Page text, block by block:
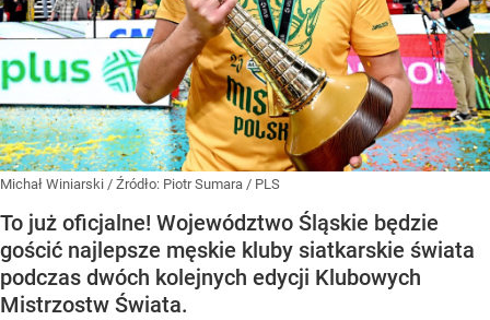
Michał Winiarski / Źródło: Piotr Sumara / PLS
To już oficjalne! Województwo Śląskie będzie
gościć najlepsze męskie kluby siatkarskie świata
podczas dwóch kolejnych edycji Klubowych
Mistrzostw Świata.